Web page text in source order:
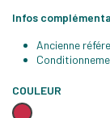
Infos
Ancienne
COULEUR
Rouge